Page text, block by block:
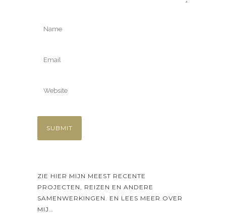
ZIE HIER MIJN MEEST RECENTE
PROJECTEN, REIZEN EN ANDERE
SAMENWERKINGEN. EN LEES MEER OVER
MIJ…